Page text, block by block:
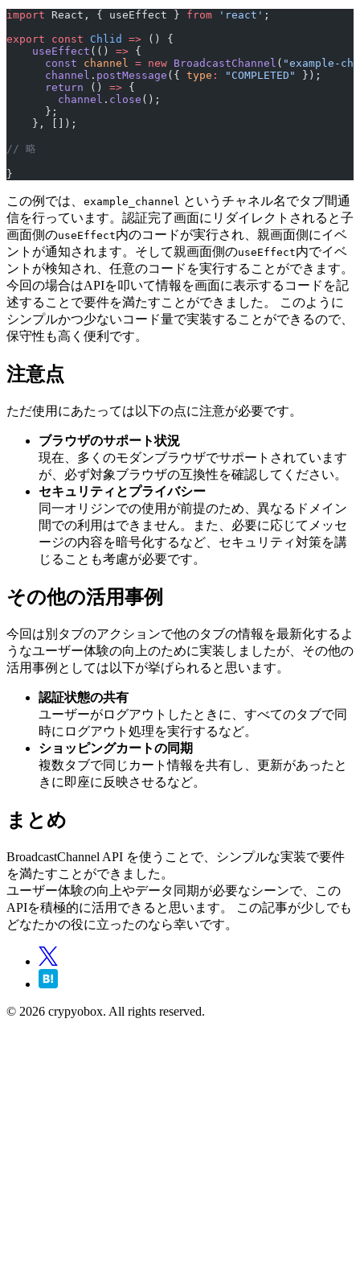
import React, { useEffect } from 'react' ;
export const Chlid => () {
    useEffect
(() => {
      const
channel = new BroadcastChannel ( "example-
      channel
. postMessage ({ type : "COMPLETED"
});
      return
() => {
        channel
. close ();
      };
    }, []);
// 略
}
この例では、 example_channel というチャネル名でタブ間通
信を行っています。認証完了画面にリダイレクトされると子
画面側のuseEffect内のコードが実行され、親画面側にイベ
ントが通知されます。そして親画面側のuseEffect内でイベ
ントが検知され、任意のコードを実行することができます。
今回の場合はAPIを叩いて情報を画面に表示するコードを記
述することで要件を満たすことができました。 このように
シンプルかつ少ないコード量で実装することができるので、
保守性も高く便利です。
注意点
ただ使用にあたっては以下の点に注意が必要です。
ブラウザのサポート状況
現在、多くのモダンブラウザでサポートされています
が、必ず対象ブラウザの互換性を確認してください。
セキュリティとプライバシー
同一オリジンでの使用が前提のため、異なるドメイン
間での利用はできません。また、必要に応じてメッセ
ージの内容を暗号化するなど、セキュリティ対策を講
じることも考慮が必要です。
その他の活用事例
今回は別タブのアクションで他のタブの情報を最新化するよ
うなユーザー体験の向上のために実装しましたが、その他の
活用事例としては以下が挙げられると思います。
認証状態の共有
ユーザーがログアウトしたときに、すべてのタブで同
時にログアウト処理を実行するなど。
ショッピングカートの同期
複数タブで同じカート情報を共有し、更新があったと
きに即座に反映させるなど。
まとめ
BroadcastChannel API を使うことで、シンプルな実装で要件
を満たすことができました。
ユーザー体験の向上やデータ同期が必要なシーンで、この
APIを積極的に活用できると思います。 この記事が少しでも
どなたかの役に立ったのなら幸いです。
© 2026 crypyobox. All rights reserved.